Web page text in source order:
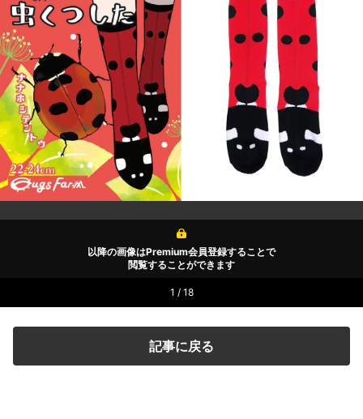
以降の画像はPremium会員登録することで
閲覧することができます
1 / 18
記事に戻る